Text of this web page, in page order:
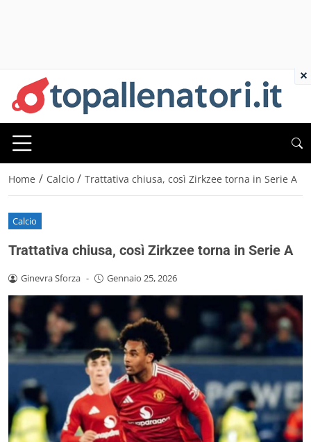
Home / Calcio / Trattativa chiusa, così Zirkzee torna in Serie A
Calcio
Trattativa chiusa, così Zirkzee torna in Serie A
Ginevra Sforza - Gennaio 25, 2026
×